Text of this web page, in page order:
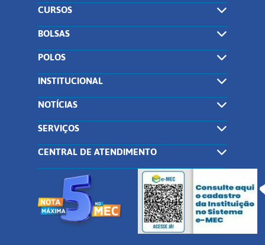
CURSOS
BOLSAS
POLOS
INSTITUCIONAL
NOTÍCIAS
SERVIÇOS
CENTRAL DE ATENDIMENTO